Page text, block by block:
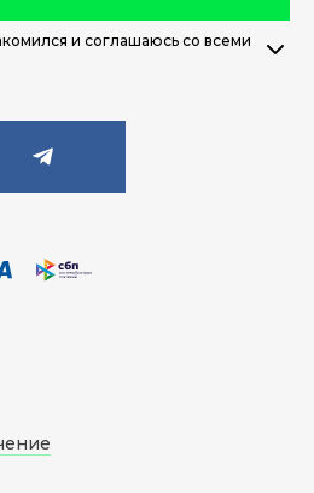
и соглашаюсь со всеми